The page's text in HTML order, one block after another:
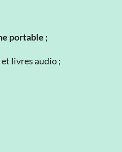
portable ;
livres audio ;